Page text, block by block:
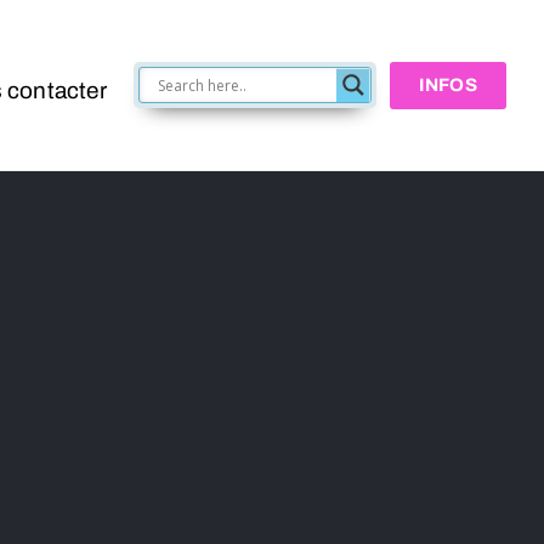
contacter INFOS